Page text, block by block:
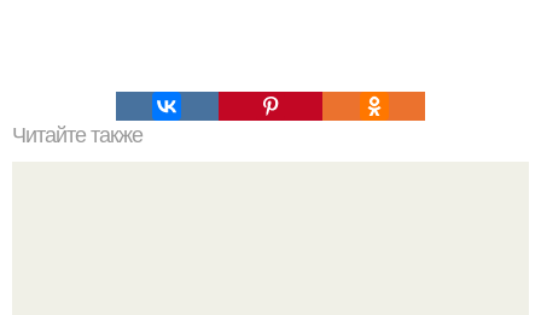
Читайте также